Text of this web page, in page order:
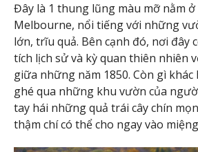
Đây là 1 thung lũng màu mỡ nằm ở
Melbourne, nổi tiếng với những
lớn, trĩu quả. Bên cạnh đó, nơi đây
tích lịch sử và kỳ quan thiên nhiên
giữa những năm 1850. Còn gì
ghé qua những khu vườn của
tay hái những quả trái cây chín
thậm chí có thể cho ngay vào